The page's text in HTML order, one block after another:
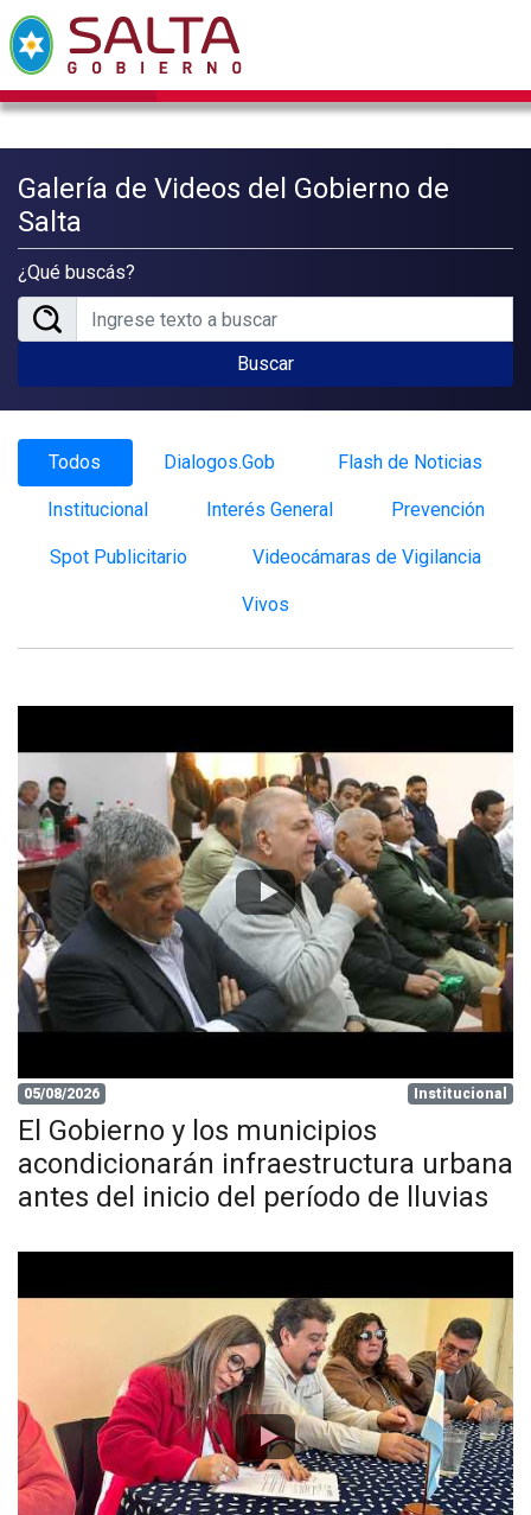
Galería de Videos del Gobierno de
Salta
¿Qué buscás?
Buscar
Todos Dialogos.Gob Flash de Noticias
Institucional Interés General Prevención
Spot Publicitario Videocámaras de Vigilancia
Vivos
05/08/2026 Institucional
El Gobierno y los municipios
acondicionarán infraestructura urbana
antes del inicio del período de lluvias